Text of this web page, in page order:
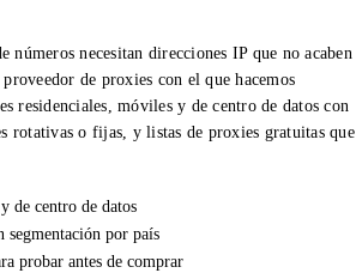
números necesitan direcciones IP que no acaben
de proxies con el que hacemos
residenciales, móviles y de centro de datos con
rotativas o fijas, y listas de proxies gratuitas que
de centro de datos
segmentación por país
probar antes de comprar